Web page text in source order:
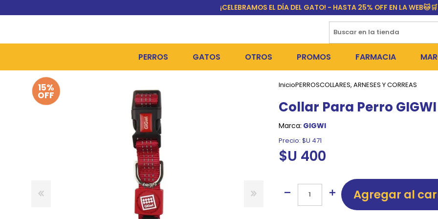
¡CELEBRAMOS EL DÍA DEL GATO! - HASTA 25% OFF EN LA WEB🐱🛒
PERROS
ALIMENTOS SECOS
ALIMENTOS HÚMEDOS Y SNACKS
HIGIENE, PELUQUERÍA Y COSMÉTICA
CAMAS Y CASETAS
BOLSOS Y TRANSPORTADORAS
BOLSAS PARA MATERIA
COLLARES, ARNESES Y CORREAS
GATOS
ALIMENTOS HÚMEDOS Y SNACKS
JUGUETES Y RASCADORES
OTROS PROMOS
GATOS
FARMACIA
PULGUICIDAS Y
15%
OFF
InicioPERROSCOLLARES, ARNESES Y CORREAS
Collar Para Perro
Marca: GIGWI
Precio: $U 471
$U 400
Agregar al